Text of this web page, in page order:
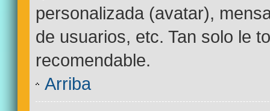
personalizada (avatar),
de usuarios, etc. Tan solo le
recomendable.
Arriba